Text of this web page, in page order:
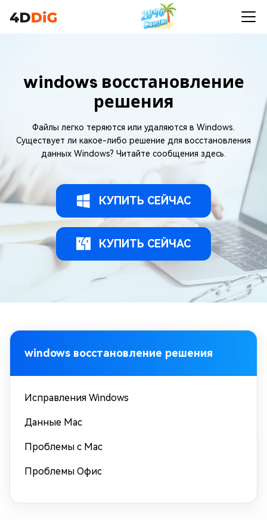
windows восстановление
решения
Файлы легко теряются или удаляются в Windows.
Существует ли какое-либо решение для восстановления
данных Windows? Читайте сообщения здесь.
КУПИТЬ СЕЙЧАС
КУПИТЬ СЕЙЧАС
windows восстановление решения
Исправления Windows
Данные Mac
Проблемы с Mac
Проблемы Офис